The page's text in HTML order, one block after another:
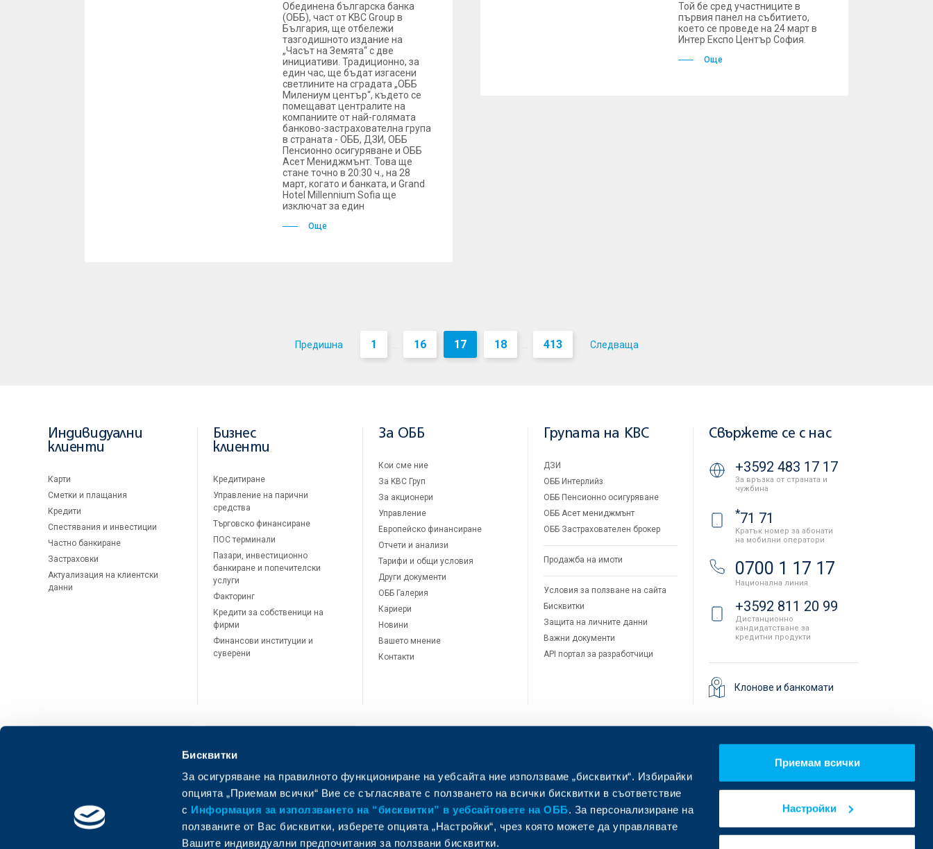
Бисквитки
За осигуряване на правилното функциониране на уебсайта ние използваме „бисквитки“. Избирайки
опцията „Приемам всички“ Вие се съгласявате с ползването на всички бисквитки в съответствие
с Информация за използването на “бисквитки” в уебсайтовете на ОББ. За персонализиране на
ползваните от Вас бисквитки, изберете опцията „Настройки“, чрез която можете да управлявате
Вашите индивидуални предпочитания за ползвани бисквитки.
Приемам всички
Настройки
Обединена българска банка
(ОББ), част от KBC Group в
България, ще отбележи
тазгодишното издание на
„Часът на Земята“ с две
инициативи. Традиционно, за
един час, ще бъдат изгасени
светлините на сградата „ОББ
Милениум център“, където се
помещават централите на
компаниите от най-голямата
банково-застрахователна група
в страната - ОББ, ДЗИ, ОББ
Пенсионно осигуряване и ОББ
Асет Мениджмънт. Това ще
стане точно в 20:30 ч., на 28
март, когато и банката, и Grand
Hotel Millennium Sofia ще
изключат за един
Още
Той бе сред участниците в
първия панел на събитието,
което се проведе на 24 март в
Интер Експо Център София.
Още
Предишна 1 ... 16 17 18 ... 413 Следваща
Индивидуални
клиенти
Карти
Сметки и плащания
Кредити
Спестявания и инвестиции
Частно банкиране
Застраховки
Актуализация на клиентски
данни
Бизнес
клиенти
Кредитиране
Управление на парични
средства
Търговско финансиране
ПОС терминали
Пазари, инвестиционно
банкиране и попечителски
услуги
Факторинг
Кредити за собственици на
фирми
Финансови институции и
суверени
За ОББ
Кои сме ние
За KBC Груп
За акционери
Управление
Европейско финансиране
Отчети и анализи
Тарифи и общи условия
Други документи
ОББ Галерия
Кариери
Новини
Вашето мнение
Контакти
Групата на KBC
ДЗИ
ОББ Интерлийз
ОББ Пенсионно осигуряване
ОББ Асет мениджмънт
ОББ Застрахователен брокер
Продажба на имоти
Условия за ползване на сайта
Бисквитки
Защита на личните данни
Важни документи
API портал за разработчици
Свържете се с нас
+3592 483 17 17
За връзка от страната и
чужбина
*71 71
Кратък номер за абонати
на мобилни оператори
0700 1 17 17
Национална линия
+3592 811 20 99
Дистанционно
кандидатстване за
кредитни продукти
Клонове и банкомати
ОББ Мобайл
Намерете ни в социалните мрежи: